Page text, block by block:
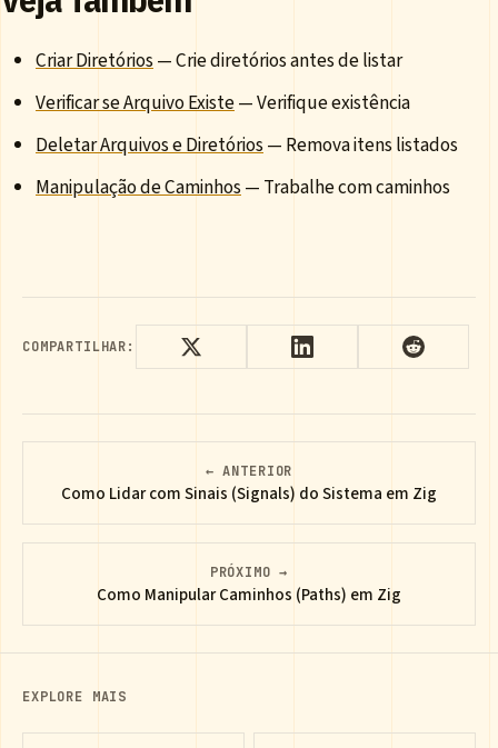
Criar Diretórios— Crie diretórios antes de listar
Verificar se Arquivo Existe— Verifique existência
Deletar Arquivos e Diretórios— Remova itens listados
Manipulação de Caminhos— Trabalhe com caminhos
COMPARTILHAR:
← ANTERIOR
Como Lidar com Sinais (Signals) do Sistema em Zig
PRÓXIMO →
Como Manipular Caminhos (Paths) em Zig
EXPLORE MAIS